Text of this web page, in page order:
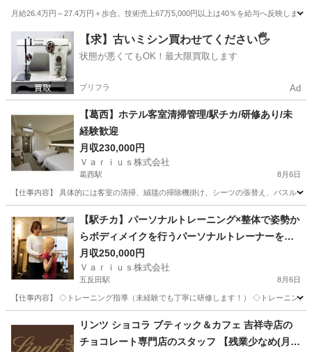
月給26.4万円～27.4万円＋歩合。技術売上67万5,000円以上は40％を給与へ反映しま
東京 港区 美容師
【求】古いミシン買わせてください🖐️
状態が悪くてもOK！最大限買取します
プリフラ Ad
【葛西】ホテル客室清掃管理/駅チカ/研修あり/未
経験歓迎
月収230,000円
Ｖａｒｉｕｓ株式会社
葛西駅 8月6日
【仕事内容】 具体的には客室の清掃、絨毯の掃除機掛け、シーツの張替え、バスル
葛西駅 ホテル 未経験
【駅チカ】パーソナルトレーニング×整体で姿勢か
らボディメイクを行うパーソナルトレーナーを募
集！
月収250,000円
Ｖａｒｉｕｓ株式会社
五反田駅 8月6日
【仕事内容】 ◇トレーニング指導（未経験でも丁寧に研修します！） ◇トレーニン
その他
リンツ ショコラ ブティック＆カフェ 吉祥寺店の
チョコレート専門店のスタッフ 【残業少なめ(月2